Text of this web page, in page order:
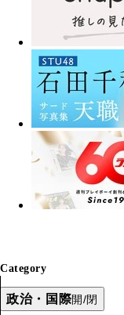
Category
政治・国際開/閉